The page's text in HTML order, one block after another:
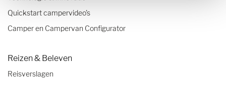
Quickstart campervideo's
Camper en Campervan Configurator
Reizen & Beleven
Reisverslagen